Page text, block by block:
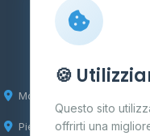
Molise
Piemonte
🍪
Questo sito
offrirti una